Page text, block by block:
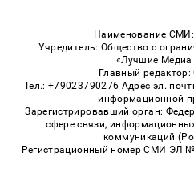
Наименование
Учредитель: Общество с
«Лучшие Медиа
Главный
Тел.: +79023790276 Адрес эл.
информационной
Зарегистрировавший орган:
сфере связи,
коммуникаций
Регистрационный номер СМИ ЭЛ